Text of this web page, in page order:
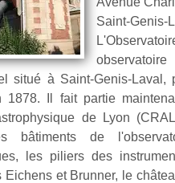
Saint-Genis-
situé à Saint-Genis-Laval,
1878. Il fait partie
de Lyon
bâtiments de
les piliers des
Eichens et Brunner, le